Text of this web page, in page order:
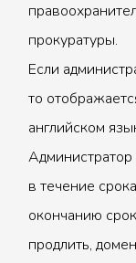
прокуратуры.
Если
то
английском
в течение
окончанию
продлить,